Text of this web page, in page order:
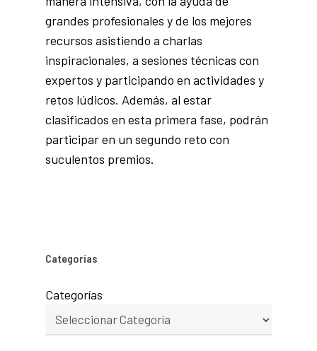
grandes profesionales y de los mejores
recursos asistiendo a charlas
inspiracionales, a sesiones técnicas con
expertos y participando en actividades y
retos lúdicos. Además, al estar
clasificados en esta primera fase, podrán
participar en un segundo reto con
suculentos premios.
Categorías
Categorías